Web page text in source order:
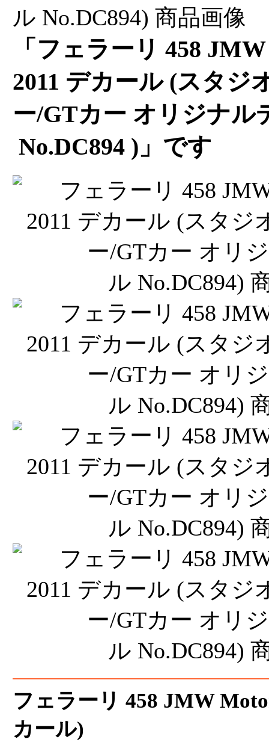
「フェラーリ 458
2011 デカール (スタジ
ー/GTカー オリジナル
No.DC894 )」です
フェラーリ 458 JMW
カール)